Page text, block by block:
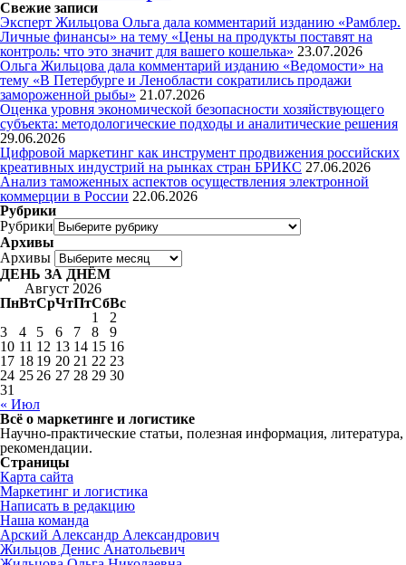
Свежие записи
Эксперт Жильцова Ольга дала комментарий изданию «Рамблер.
Личные финансы» на тему «Цены на продукты поставят на
контроль: что это значит для вашего кошелька» 23.07.2026
Ольга Жильцова дала комментарий изданию «Ведомости» на
тему «В Петербурге и Ленобласти сократились продажи
замороженной рыбы» 21.07.2026
Оценка уровня экономической безопасности хозяйствующего
субъекта: методологические подходы и аналитические решения
29.06.2026
Цифровой маркетинг как инструмент продвижения российских
креативных индустрий на рынках стран БРИКС 27.06.2026
Анализ таможенных аспектов осуществления электронной
коммерции в России 22.06.2026
Рубрики
Рубрики
Архивы
Архивы
ДЕНЬ ЗА ДНЁМ
Август 2026
ПнВтСрЧтПтСбВс
1
2
3
4 5 6 7 8
9
10 11 12 13 14 15 16
17 18 19 20 21 22 23
24 25 26 27 28 29 30
31
« Июл
Всё о маркетинге и логистике
Научно-практические статьи, полезная информация, литература,
рекомендации.
Страницы
Карта сайта
Маркетинг и логистика
Написать в редакцию
Наша команда
Арский Александр Александрович
Жильцов Денис Анатольевич